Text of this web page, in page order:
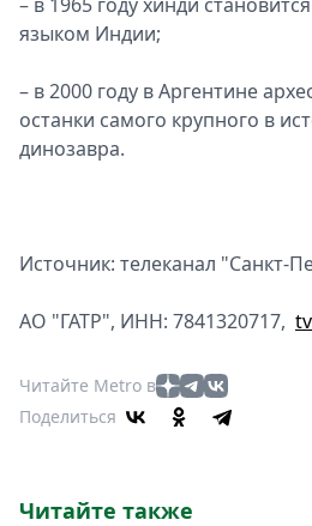
языком Индии;
– в 2000 году в Аргентине
останки самого крупного в
динозавра.
Источник: телеканал "Санкт-
АО "ГАТР", ИНН: 7841320717,
Читайте Metro в
Поделиться
Читайте также